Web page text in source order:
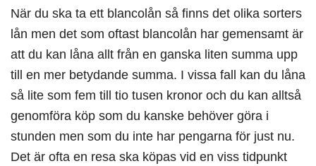
När du ska ta ett blancolån så finns det olika sorters
lån men det som oftast blancolån har gemensamt är
att du kan låna allt från en ganska liten summa upp
till en mer betydande summa. I vissa fall kan du låna
så lite som fem till tio tusen kronor och du kan alltså
genomföra köp som du kanske behöver göra i
stunden men som du inte har pengarna för just nu.
Det är ofta en resa ska köpas vid en viss tidpunkt